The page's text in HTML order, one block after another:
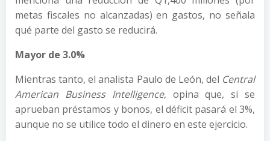
metas fiscales no alcanzadas) en gastos, no señala
qué parte del gasto se reducirá.
Mayor de 3.0%
Mientras tanto, el analista Paulo de León, del Central
American Business Intelligence, opina que, si se
aprueban préstamos y bonos, el déficit pasará el 3%,
aunque no se utilice todo el dinero en este ejercicio.